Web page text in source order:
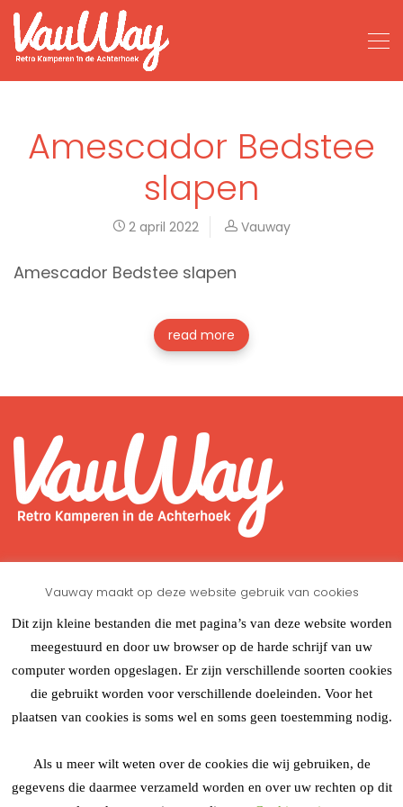
Amescador Bedstee
slapen
2 april 2022 Vauway
Amescador Bedstee slapen
read more
VauWay is een onderneming die retro volkswagen kampeer
busjes verhuurd.
En u kunt met een Paradiso genieten van Retro kamperen
Bekijk onze Accomodaties
Volkswagen T1 Trouwbusje Huren
Bekijk onze routes
Zelf rondrijden met de Bus
Vauway maakt op deze website gebruik van cookies
Dit zijn kleine bestanden die met pagina’s van deze website worden
meegestuurd en door uw browser op de harde schrijf van uw
computer worden opgeslagen. Er zijn verschillende soorten cookies
die gebruikt worden voor verschillende doeleinden. Voor het
plaatsen van cookies is soms wel en soms geen toestemming nodig.
Als u meer wilt weten over de cookies die wij gebruiken, de
gegevens die daarmee verzameld worden en over uw rechten op dit